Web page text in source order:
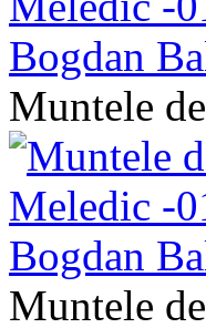
Muntele
Muntele